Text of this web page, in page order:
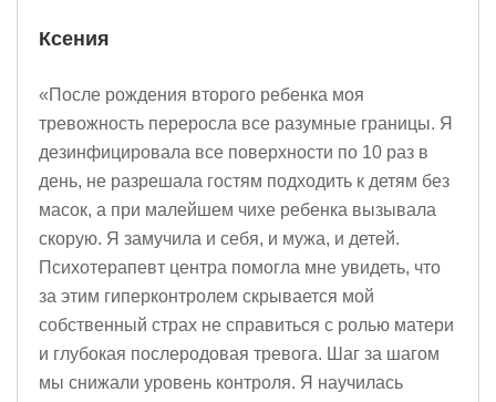
Ксения
«После рождения второго ребенка моя
тревожность переросла все разумные границы. Я
дезинфицировала все поверхности по 10 раз в
день, не разрешала гостям подходить к детям без
масок, а при малейшем чихе ребенка вызывала
скорую. Я замучила и себя, и мужа, и детей.
Психотерапевт центра помогла мне увидеть, что
за этим гиперконтролем скрывается мой
собственный страх не справиться с ролью матери
и глубокая послеродовая тревога. Шаг за шагом
мы снижали уровень контроля. Я научилась